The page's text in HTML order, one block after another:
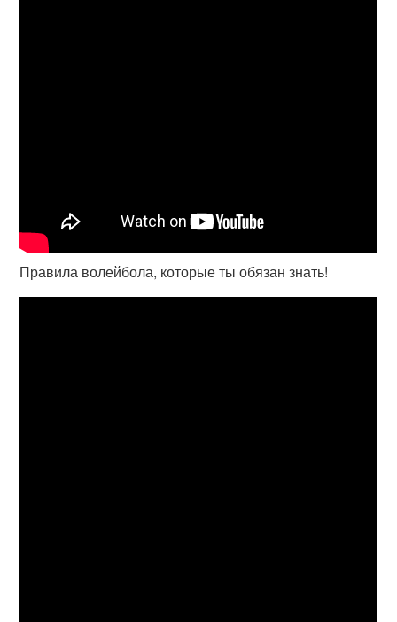
Правила волейбола, которые ты обязан знать!